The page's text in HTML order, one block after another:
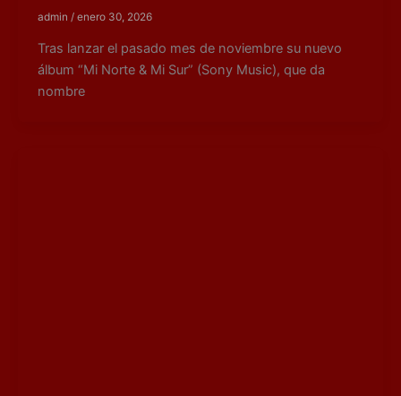
admin / enero 30, 2026
Tras lanzar el pasado mes de noviembre su nuevo
álbum “Mi Norte & Mi Sur” (Sony Music), que da
nombre